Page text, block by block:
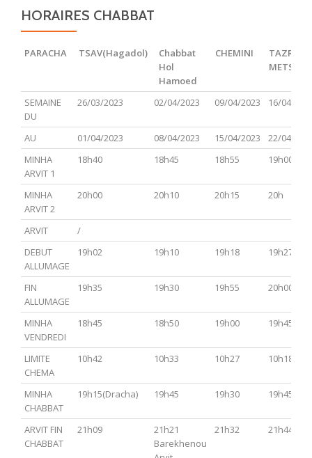
HORAIRES CHABBAT
PARACHA TSAV(Hagadol)
Chabbat
Hol
Hamoed
CHEMINI
TAZRIA
PARACHA TSAV(Hagadol)
Chabbat
Hamoed
CHEMINI
TAZRIA
SEMAINE
DU
26/03/2023 02/04/2023 09/04/2023 16/04/
AU 01/04/2023 08/04/2023 15/04/2023
22/04/
MINHA
ARVIT 1
18h40 18h45 18h55 19h00
MINHA
ARVIT 2
20h00 20h10 20h15 20h
ARVIT
/
DEBUT
ALLUMAGE
19h02 19h10 19h18 19h27
FIN
ALLUMAGE
19h35 19h30 19h55 20h00
MINHA
VENDREDI
18h45 18h50 19h00 19h45
LIMITE
CHEMA
10h42 10h33 10h27 10h18
MINHA
CHABBAT
19h15(Dracha) 19h45 19h30 19h45
ARVIT FIN
CHABBAT
21h09
21h21
Barekhenou
21h32 21h44